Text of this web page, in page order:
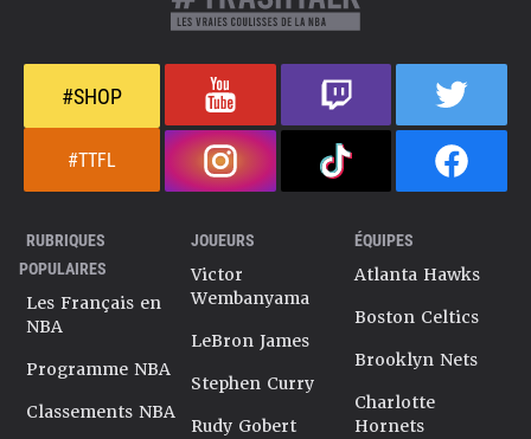
#SHOP
#TTFL
RUBRIQUES
POPULAIRES
Les Français en
NBA
Programme NBA
Classements NBA
JOUEURS
Victor
Wembanyama
LeBron James
Stephen Curry
Rudy Gobert
ÉQUIPES
Atlanta Hawks
Boston Celtics
Brooklyn Nets
Charlotte
Hornets